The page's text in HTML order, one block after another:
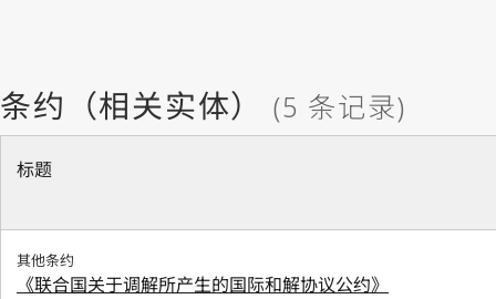
标题
其他条约
《联合国关于调解所产生的国际和解协议公约》